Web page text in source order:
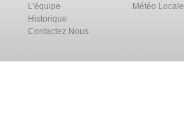
L'équipe
Historique
Contactez Nous
Météo Locale